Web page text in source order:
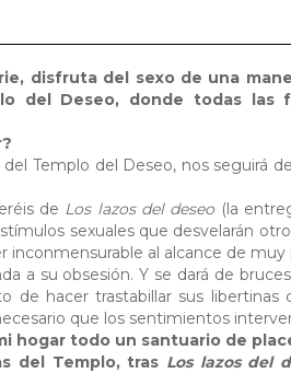
disfruta del sexo de una
del Deseo, donde todas las
Templo del Deseo, nos seguirá
de Los lazos del deseo(la
sexuales que desvelarán
inconmensurable al alcance de muy
a su obsesión. Y se dará de
de hacer trastabillar sus libertinas
que los sentimientos
hogar todo un santuario de
del Templo, tras Los lazos del